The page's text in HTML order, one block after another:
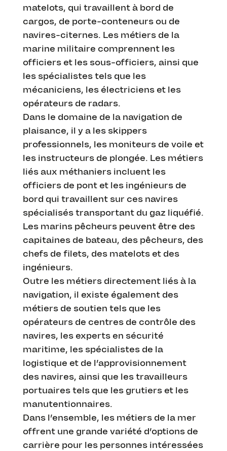
matelots, qui travaillent à bord de
cargos, de porte-conteneurs ou de
navires-citernes. Les métiers de la
marine militaire comprennent les
officiers et les sous-officiers, ainsi que
les spécialistes tels que les
mécaniciens, les électriciens et les
opérateurs de radars.
Dans le domaine de la navigation de
plaisance, il y a les skippers
professionnels, les moniteurs de voile et
les instructeurs de plongée. Les métiers
liés aux méthaniers incluent les
officiers de pont et les ingénieurs de
bord qui travaillent sur ces navires
spécialisés transportant du gaz liquéfié.
Les marins pêcheurs peuvent être des
capitaines de bateau, des pêcheurs, des
chefs de filets, des matelots et des
ingénieurs.
Outre les métiers directement liés à la
navigation, il existe également des
métiers de soutien tels que les
opérateurs de centres de contrôle des
navires, les experts en sécurité
maritime, les spécialistes de la
logistique et de l’approvisionnement
des navires, ainsi que les travailleurs
portuaires tels que les grutiers et les
manutentionnaires.
Dans l’ensemble, les métiers de la mer
offrent une grande variété d’options de
carrière pour les personnes intéressées